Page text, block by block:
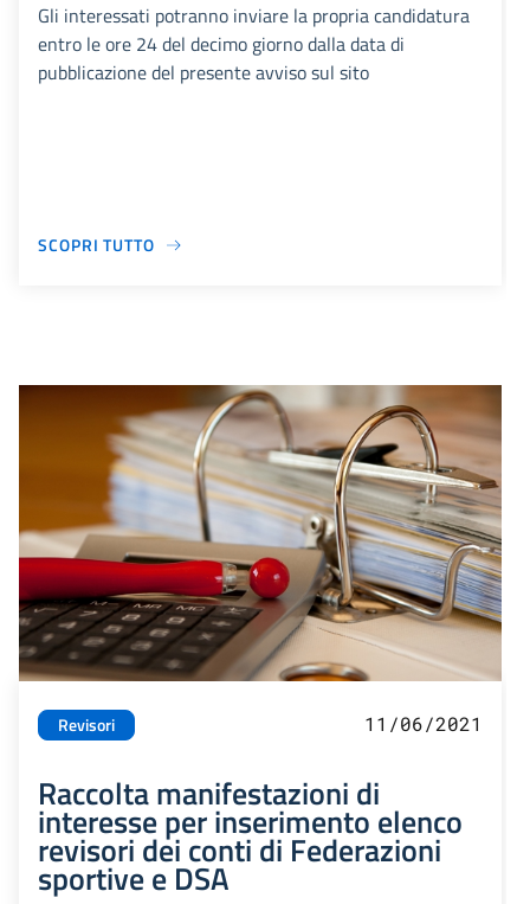
Gli interessati potranno inviare la propria candidatura
entro le ore 24 del decimo giorno dalla data di
pubblicazione del presente avviso sul sito
SCOPRI TUTTO
Revisori 11/06/2021
Raccolta manifestazioni di
interesse per inserimento elenco
revisori dei conti di Federazioni
sportive e DSA